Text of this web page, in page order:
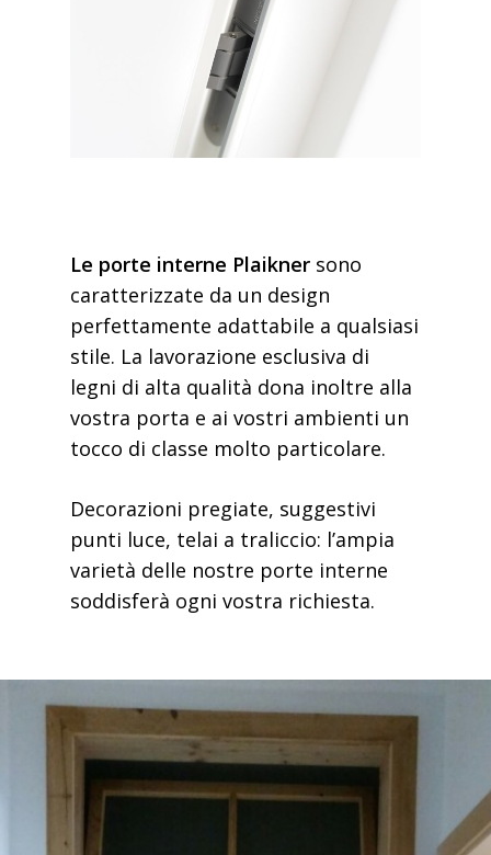
Le porte interne Plaikner sono
caratterizzate da un design
perfettamente adattabile a qualsiasi
stile. La lavorazione esclusiva di
legni di alta qualità dona inoltre alla
vostra porta e ai vostri ambienti un
tocco di classe molto particolare.
Decorazioni pregiate, suggestivi
punti luce, telai a traliccio: l’ampia
varietà delle nostre porte interne
soddisferà ogni vostra richiesta.